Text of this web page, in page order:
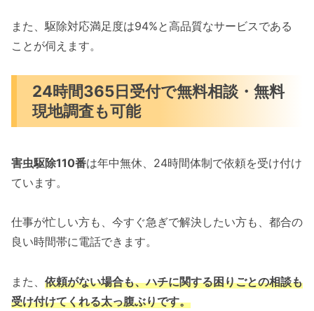
また、駆除対応満足度は94%と高品質なサービスである
ことが伺えます。
24時間365日受付で無料相談・無料
現地調査も可能
害虫駆除110番は年中無休、24時間体制で依頼を受け付け
ています。
仕事が忙しい方も、今すぐ急ぎで解決したい方も、都合の
良い時間帯に電話できます。
また、 依頼がない場合も、ハチに関する困りごとの相談も
受け付けてくれる太っ腹ぶりです。